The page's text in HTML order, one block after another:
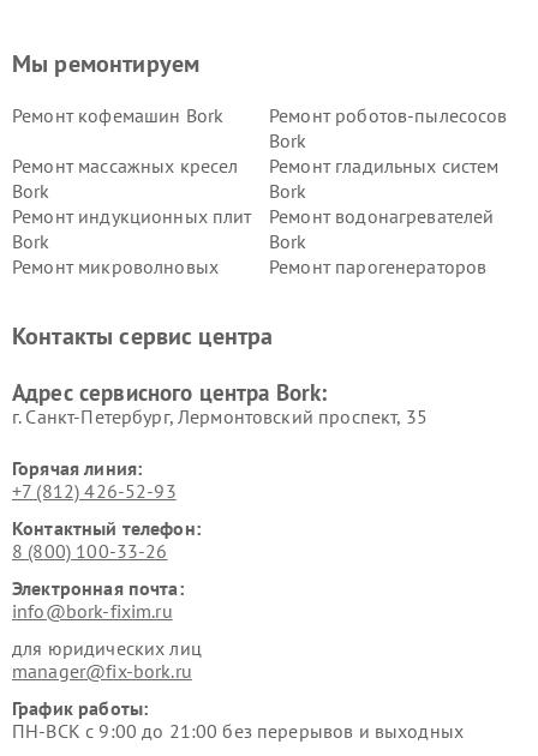
Мы ремонтируем
Ремонт кофемашин Bork
Ремонт роботов-пылесосов
Bork
Ремонт массажных кресел
Bork
Ремонт гладильных систем
Bork
Ремонт индукционных плит
Bork
Ремонт водонагревателей
Bork
Ремонт микроволновых
Ремонт парогенераторов
воздуха Bork
Bork
Bork
Контакты сервис центра
Адрес сервисного центра Bork:
г. Санкт-Петербург, Лермонтовский проспект, 35
Горячая линия:
+7 (812) 426-52-93
Контактный телефон:
8 (800) 100-33-26
Электронная почта:
info@bork-fixim.ru
для юридических лиц
manager@fix-bork.ru
График работы:
ПН-ВСК с 9:00 до 21:00 без перерывов и выходных